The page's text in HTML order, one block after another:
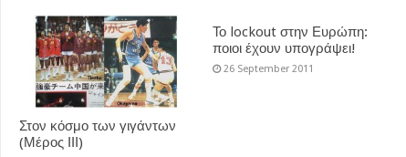
Στον κόσμο των γιγάντων
(Μέρος ΙΙΙ)
Το lockout στην Ευρώπη:
ποιοι έχουν υπογράψει!
26 September 2011